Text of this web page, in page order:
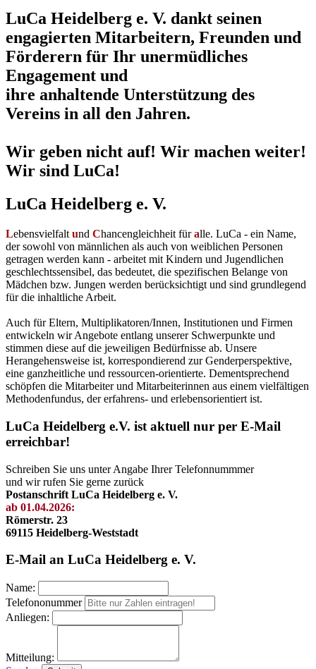
LuCa Heidelberg e. V. dankt seinen
engagierten Mitarbeitern, Freunden und
Förderern für Ihr unermüdliches
Engagement und
ihre anhaltende Unterstützung des
Vereins in all den Jahren.
Wir geben nicht auf! Wir machen weiter!
Wir sind LuCa!
LuCa Heidelberg e. V.
Lebensvielfalt und Chancengleichheit füralle. LuCa - ein Name,
der sowohl von männlichen als auch von weiblichen Personen
getragen werden kann - arbeitet mit Kindern und Jugendlichen
geschlechtssensibel, das bedeutet, die spezifischen Belange von
Mädchen bzw. Jungen werden berücksichtigt und sind grundlegend
für die inhaltliche Arbeit.
Auch für Eltern, Multiplikatoren/Innen, Institutionen und Firmen
entwickeln wir Angebote entlang unserer Schwerpunkte und
stimmen diese auf die jeweiligen Bedürfnisse ab. Unsere
Herangehensweise ist, korrespondierend zur Genderperspektive,
eine ganzheitliche und ressourcen-orientierte. Dementsprechend
schöpfen die Mitarbeiter und Mitarbeiterinnen aus einem vielfältigen
Methodenfundus, der erfahrens- und erlebensorientiert ist.
LuCa Heidelberg e.V. ist aktuell nur per E-Mail
erreichbar!
Schreiben Sie uns unter Angabe Ihrer Telefonnummmer
und wir rufen Sie gerne zurück
Postanschrift LuCa Heidelberg e. V.
ab 01.04.2026:
Römerstr. 23
69115 Heidelberg-Weststadt
E-Mail an LuCa Heidelberg e. V.
Name:
Telefononummer
Anliegen:
Mitteilung: